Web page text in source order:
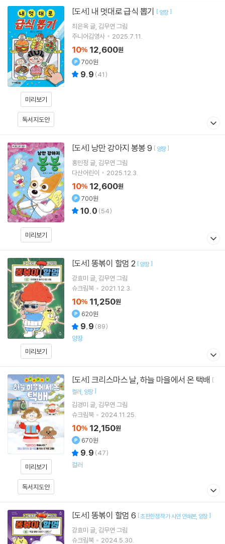
미리보기
독서지도안
[도서] 내 멋대로 급식 뽑기 [ 양장]
최은옥글 김무연 그림
주니어김영사
2025.7.11.
10% 12,600원
700원
9.9 (41)
미리보기
[도서] 낭만 강아지 봉봉 9 [ 양장]
홍민정 글 김무연 그림
다산어린이
2025.12.3.
10% 12,600원
700원
10.0 (54)
미리보기
[도서] 똥볶이 할멈 2 [양장]
강효미 글 김무연 그림
슈크림북
2021.12.3.
10% 11,250원
620원
9.9 (89)
양장
미리보기
독서지도안
[도서] 크리스마스 날, 하늘 마을에서 온 택배 [
컬러 양장]
김경미 글 김무연 그림
슈크림북
2024.11.25.
10% 12,150원
670원
9.9 (47)
컬러
[도서] 똥볶이 할멈 6 [초판한정 작가 사인 인쇄본 양장]
강효미 글 김무연 그림
슈크림북
2024.5.30.